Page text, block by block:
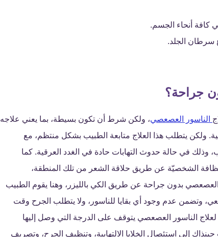
كافة أنحاء الجسم.
سرطان الجلد.
جراحة؟
الناسور العصعصي، ولكن شرط أن تكون بسيطة، بما يعني علاجه
ولكن يتطلب هذا العلاج متابعة الطبيب بشكل منتظم، مع
وذلك في حالة حدوث التهابات حادة في الغدد العرقية. كما
الشخصيّة عن طريق حلاقة الشعر من تلك المنطقة،
بدون جراحة عن طريق الكي بالليزر، وهنا يقوم الطبيب
وتضمن عدم وجود أي بقايا للناسور، ولا يتطلب الجرح وقت
الناسور العصعصي يتوقف على الدرجة التي وصل إليها
إلى استئصال الخلايا الالتهابية، وتنظيف الجرح، وتصريف